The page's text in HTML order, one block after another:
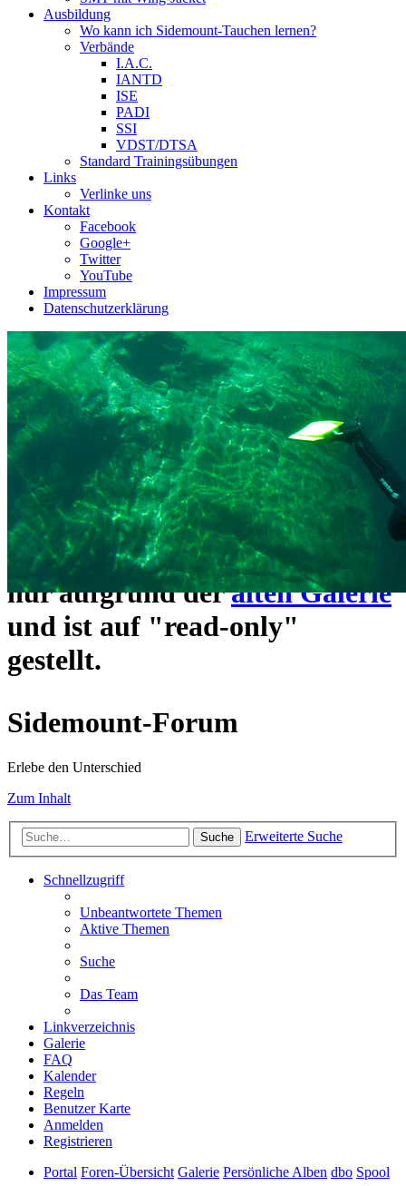
Ausbildung
Wo kann ich Sidemount-Tauchen lernen?
Verbände
I.A.C.
IANTD
ISE
PADI
SSI
VDST/DTSA
Standard Trainingsübungen
Links
Verlinke uns
Kontakt
Facebook
Google+
Twitter
YouTube
Impressum
Datenschutzerklärung
Das Sidemount-Forum ist auf
ein neues Forensystem
umgezogen und wie gewohnt
unter
https://www.sidemount-
forum.comerreichbar.
Das alte Forum hier existiert
nur aufgrund deralten Galerie
und ist auf "read-only"
gestellt.
Sidemount-Forum
Erlebe den Unterschied
Zum Inhalt
Suche Erweiterte Suche
Schnellzugriff
Unbeantwortete Themen
Aktive Themen
Suche
Das Team
Linkverzeichnis
Galerie
FAQ
Kalender
Regeln
Benutzer Karte
Anmelden
Registrieren
Portal Foren-Übersicht Galerie Persönliche Alben dbo Spool